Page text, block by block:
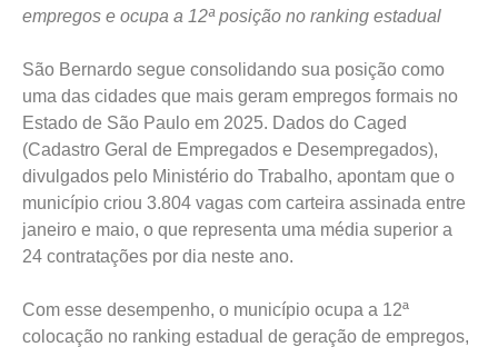
empregos e ocupa a 12ª posição no ranking estadual
São Bernardo segue consolidando sua posição como
uma das cidades que mais geram empregos formais no
Estado de São Paulo em 2025. Dados do Caged
(Cadastro Geral de Empregados e Desempregados),
divulgados pelo Ministério do Trabalho, apontam que o
município criou 3.804 vagas com carteira assinada entre
janeiro e maio, o que representa uma média superior a
24 contratações por dia neste ano.
Com esse desempenho, o município ocupa a 12ª
colocação no ranking estadual de geração de empregos,